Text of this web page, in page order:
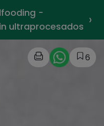
-
ultraprocesados ›
6